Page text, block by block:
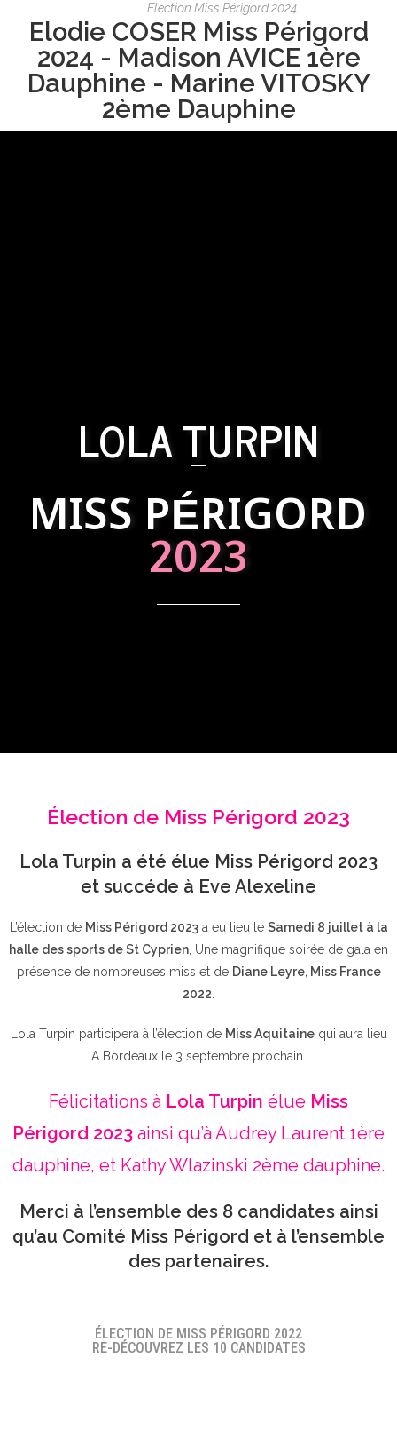
Election Miss Périgord 2024
Elodie COSER Miss Périgord
2024 - Madison AVICE 1ère
Dauphine - Marine VITOSKY
2ème Dauphine
LOLA TURPIN
MISS PÉRIGORD
2023
Élection de Miss Périgord 2023
Lola Turpin a été élue Miss Périgord 2023
et succéde à Eve Alexeline
L’élection de Miss Périgord 2023a eu lieu le Samedi 8 juillet à la
halle des sports de St Cyprien , Une magnifique soirée de gala en
présence de nombreuses miss et de Diane Leyre, Miss France
2022
Lola Turpin participera à l’élection de Miss Aquitainequi aura lieu
A Bordeaux le 3 septembre prochain.
Félicitations à Lola Turpin élue Miss
Périgord 2023 ainsi qu’à Audrey Laurent 1ère
dauphine, et Kathy Wlazinski 2ème dauphine.
Merci à l’ensemble des 8 candidates ainsi
qu’au Comité Miss Périgord et à l’ensemble
des partenaires.
ÉLECTION DE MISS PÉRIGORD 2022
RE-DÉCOUVREZ LES 10 CANDIDATES